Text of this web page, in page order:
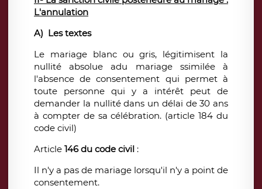
L'annulation
A) Les textes
Le mariage blanc ou gris, légitimisent la
nullité absolue adu mariage ssimilée à
l'absence de consentement qui permet à
toute personne qui y a intérêt peut de
demander la nullité dans un délai de 30 ans
à compter de sa célébration. (article 184 du
code civil)
Article 146du code civil :
Il n'y a pas de mariage lorsqu'il n'y a point de
consentement.